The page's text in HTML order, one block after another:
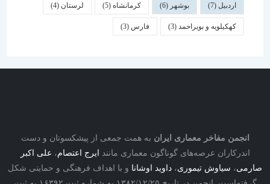
بوشهر کرمانشاه(5) لرستان (4)
کهکیلویه و بویراحمد(3) فارس
مفاخر معماری ایرانبه همت جمعی از پیشکسوتان و دست
عرصه‌های گوناگون معماری مانندایرج اعتصام،علی اکبر
،سیاوش تیموری،داوید اوشاناو با اهداف فرهنگی و حمایتی شکل